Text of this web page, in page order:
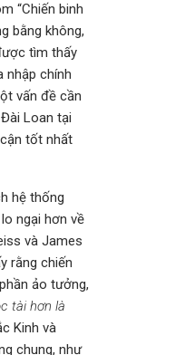
“Chiến binh
bằng không,
tìm thấy
nhập chính
vấn đề cần
Loan tại
tốt nhất
hệ thống
ngại hơn về
và James
rằng chiến
ảo tưởng,
tài hơn là
Kinh và
chung, như